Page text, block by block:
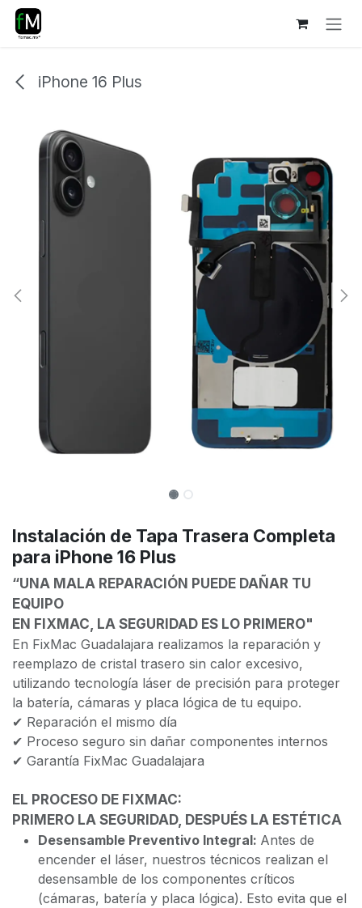
Ir al contenido
iPhone 16 Plus
Instalación de Tapa Trasera Completa
para iPhone 16 Plus
“UNA MALA REPARACIÓN PUEDE DAÑAR TU
EQUIPO
EN FIXMAC, LA SEGURIDAD ES LO PRIMERO"
En FixMac Guadalajara realizamos la reparación y
reemplazo de cristal trasero sin calor excesivo,
utilizando tecnología láser de precisión para proteger
la batería, cámaras y placa lógica de tu equipo.
✔ Reparación el mismo día
✔ Proceso seguro sin dañar componentes internos
✔ Garantía FixMac Guadalajara
EL PROCESO DE FIXMAC:
PRIMERO LA SEGURIDAD, DESPUÉS LA ESTÉTICA
Desensamble Preventivo Integral: Antes de
encender el láser, nuestros técnicos realizan el
desensamble de los componentes críticos
(cámaras, batería y placa lógica). Esto evita que el